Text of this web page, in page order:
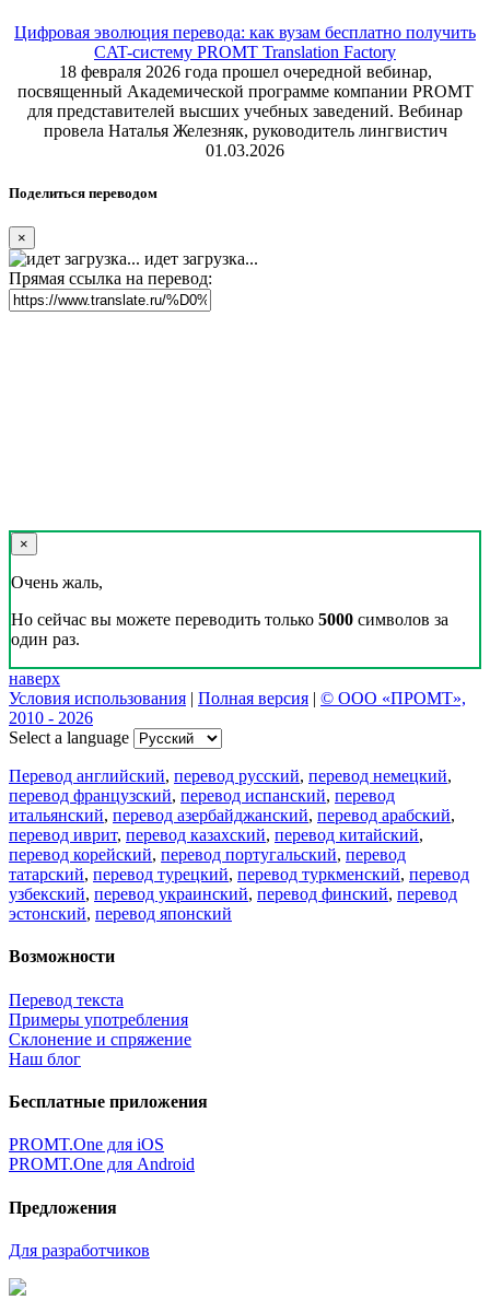
Цифровая эволюция перевода: как вузам бесплатно получить
CAT-систему PROMT Translation Factory
18 февраля 2026 года прошел очередной вебинар,
посвященный Академической программе компании PROMT
для представителей высших учебных заведений. Вебинар
провела Наталья Железняк, руководитель лингвистич
01.03.2026
Поделиться переводом
×
идет загрузка...
Прямая ссылка на перевод:
×
Очень жаль,
Но сейчас вы можете переводить только 5000 символов за
один раз.
наверх
Условия использования | Полная версия | © ООО «ПРОМТ»,
2010 - 2026
Select a language
Перевод английский, перевод русский, перевод немецкий,
перевод французский, перевод испанский, перевод
итальянский, перевод азербайджанский, перевод арабский,
перевод иврит, перевод казахский, перевод китайский,
перевод корейский, перевод португальский, перевод
татарский, перевод турецкий, перевод туркменский, перевод
узбекский, перевод украинский, перевод финский, перевод
эстонский, перевод японский
Возможности
Перевод текста
Примеры употребления
Склонение и спряжение
Наш блог
Бесплатные приложения
PROMT.One для iOS
PROMT.One для Android
Предложения
Для разработчиков